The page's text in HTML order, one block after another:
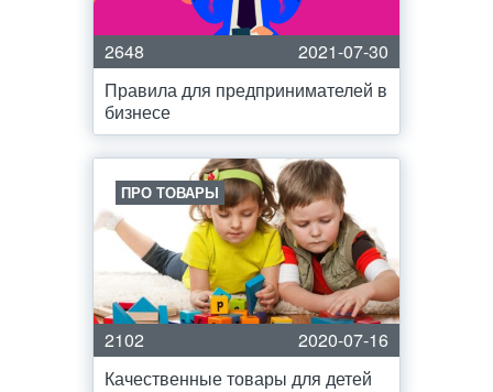
2648
2021-07-30
Правила для предпринимателей в
бизнесе
ПРО ТОВАРЫ
2102
2020-07-16
Качественные товары для детей